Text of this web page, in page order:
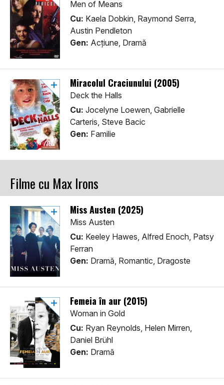
Men of Means
Cu: Kaela Dobkin, Raymond Serra,
Austin Pendleton
Gen: Acţiune, Dramă
Miracolul Craciunului (2005)
Deck the Halls
Cu: Jocelyne Loewen, Gabrielle
Carteris, Steve Bacic
Gen: Familie
Filme cu Max Irons
Miss Austen (2025)
Miss Austen
Cu: Keeley Hawes, Alfred Enoch, Patsy
Ferran
Gen: Dramă, Romantic, Dragoste
Femeia în aur (2015)
Woman in Gold
Cu: Ryan Reynolds, Helen Mirren,
Daniel Brühl
Gen: Dramă